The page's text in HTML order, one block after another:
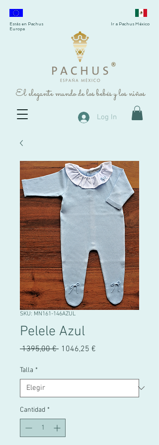
®
El elegante mundo de los bebés y los niños
Estás en Pachus
Europa
Ir a Pachus México
Log In
SKU: MN161-146AZUL
Pelele Azul
1395,00 € Precio
1046,25 €
Talla *
Cantidad *